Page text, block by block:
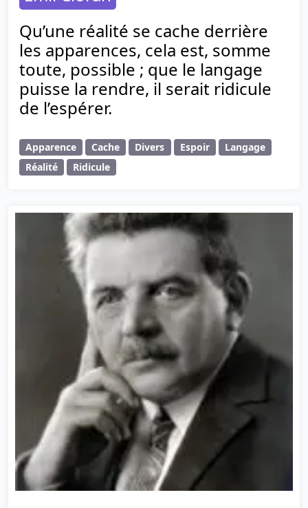
Qu’une réalité se cache derrière
les apparences, cela est, somme
toute, possible ; que le langage
puisse la rendre, il serait ridicule
de l’espérer.
Apparence Cache Divers Espoir
Langage
Réalité
Ridicule